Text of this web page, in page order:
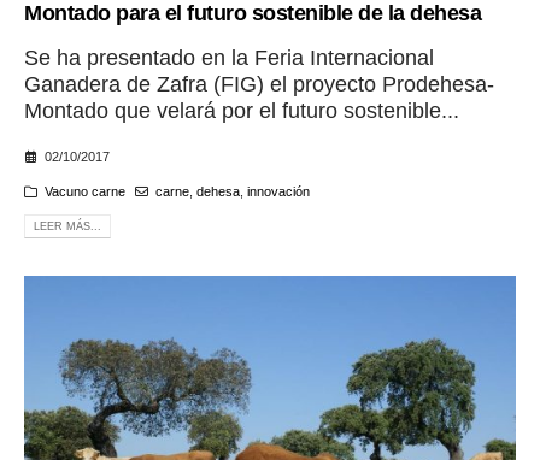
Montado para el futuro sostenible de la dehesa
Se ha presentado en la Feria Internacional
Ganadera de Zafra (FIG) el proyecto Prodehesa-
Montado que velará por el futuro sostenible...
02/10/2017
Vacuno carne carne, dehesa, innovación
LEER MÁS...